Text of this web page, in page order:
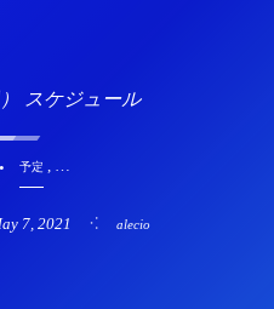
スケジュール
予定
7 ,2021 alecio